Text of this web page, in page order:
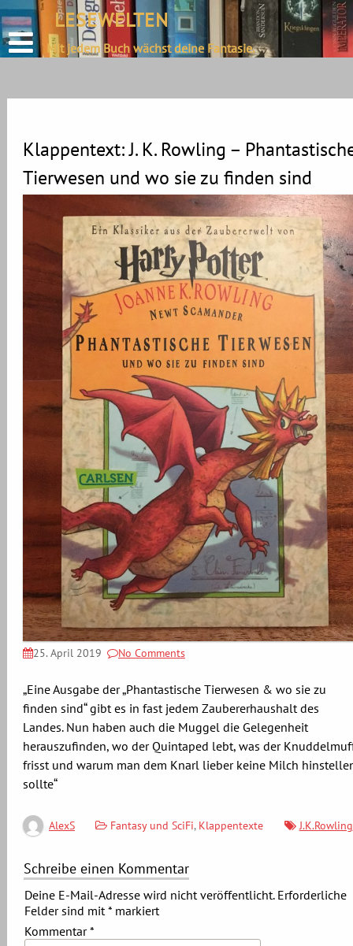
define('DISALLOW_FILE_EDIT', true);
define('DISALLOW_FILE_MODS', true);
content
LESEWELTEN
Mit jedem Buch wächst deine Fantasie.
Klappentext: J. K. Rowling –
Tierwesen und wo sie zu finden sind
25. April 2019 No Comments
„Eine Ausgabe der „Phantastische Tierwesen & wo sie zu
finden sind“ gibt es in fast jedem Zaubererhaushalt des
Landes. Nun haben auch die Muggel die Gelegenheit
herauszufinden, wo der Quintaped lebt, was der
frisst und warum man dem Knarl lieber keine Milch
sollte“
AlexS Fantasy und SciFi, Klappentexte J.K.Rowling
Schreibe einen Kommentar
Deine E-Mail-Adresse wird nicht veröffentlicht. Erforderliche
Felder sind mit*markiert
Kommentar*